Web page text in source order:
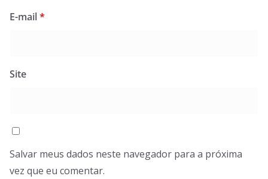
E-mail*
Site
Salvar meus dados neste navegador para a próxima
vez que eu comentar.